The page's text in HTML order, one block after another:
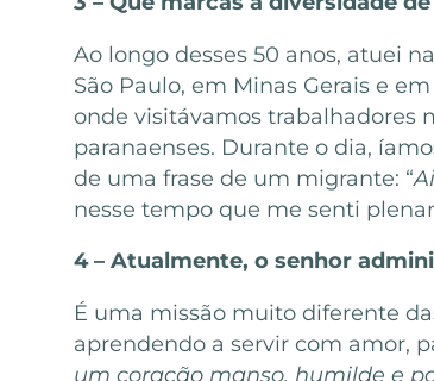
Ao longo desses 50 anos, atuei
São Paulo, em Minas Gerais e
onde visitávamos trabalhadores
paranaenses. Durante o dia,
de uma frase de um migrante: “
nesse tempo que me senti
4 – Atualmente, o senhor
É uma missão muito diferente
aprendendo a servir com amor,
um coração manso, humilde e